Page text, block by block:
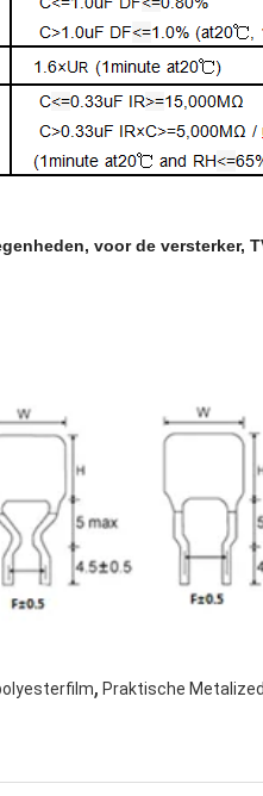
voor de versterker,
, Praktische